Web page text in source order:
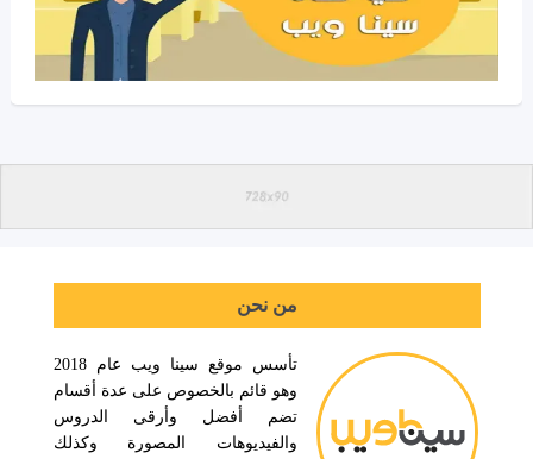
من نحن
تأسس موقع سينا ويب عام 2018
وهو قائم بالخصوص على عدة أقسام
تضم أفضل وأرقى الدروس
والفيديوهات المصورة وكذلك